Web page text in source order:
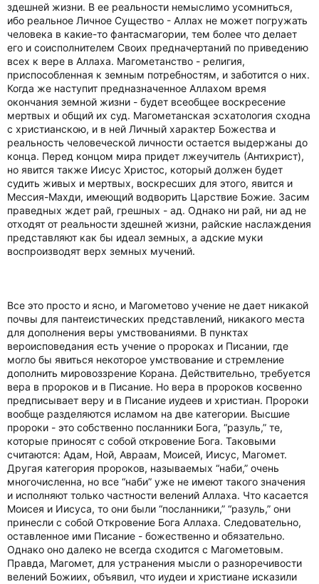
здешней жизни. В ее реальности немыслимо усомниться,
ибо реальное Личное Существо - Аллах не может погружать
человека в какие-то фантасмагории, тем более что делает
его и соисполнителем Своих предначертаний по приведению
всех к вере в Аллаха. Магометанство - религия,
приспособленная к земным потребностям, и заботится о них.
Когда же наступит предназначенное Аллахом время
окончания земной жизни - будет всеобщее воскресение
мертвых и общий их суд. Магометанская эсхатология сходна
с христианскою, и в ней Личный характер Божества и
реальность человеческой личности остается выдержаны до
конца. Перед концом мира придет лжеучитель (Антихрист),
но явится также Иисус Христос, который должен будет
судить живых и мертвых, воскресших для этого, явится и
Мессия-Махди, имеющий водворить Царствие Божие. Засим
праведных ждет рай, грешных - ад. Однако ни рай, ни ад не
отходят от реальности здешней жизни, райские наслаждения
представляют как бы идеал земных, а адские муки
воспроизводят верх земных мучений.
Все это просто и ясно, и Магометово учение не дает никакой
почвы для пантеистических представлений, никакого места
для дополнения веры умствованиями. В пунктах
вероисповедания есть учение о пророках и Писании, где
могло бы явиться некоторое умствование и стремление
дополнить мировоззрение Корана. Действительно, требуется
вера в пророков и в Писание. Но вера в пророков косвенно
предписывает веру и в Писание иудеев и христиан. Пророки
вообще разделяются исламом на две категории. Высшие
пророки - это собственно посланники Бога, “разуль,” те,
которые приносят с собой откровение Бога. Таковыми
считаются: Адам, Ной, Авраам, Моисей, Иисус, Магомет.
Другая категория пророков, называемых “наби,” очень
многочисленна, но все “наби” уже не имеют такого значения
и исполняют только частности велений Аллаха. Что касается
Моисея и Иисуса, то они были “посланники,” “разуль,” они
принесли с собой Откровение Бога Аллаха. Следовательно,
оставленное ими Писание - божественно и обязательно.
Однако оно далеко не всегда сходится с Магометовым.
Правда, Магомет, для устранения мысли о разноречивости
велений Божиих, объявил, что иудеи и христиане исказили